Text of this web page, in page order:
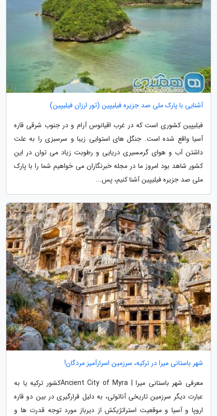
آشنایی با پارک ملی صد جزیره فیلیپین (تور ارزان فیلیپین)
فیلیپین کشوری است که در غرب اقیانوس آرام و در جنوب شرقی قاره
آسیا واقع شده است. جنگل های استوایی زیبا و سرسبزی را به علت
داشتن آب و هوای گرمسیری دریایی و رطوبت زیاد می توان در این
کشور شاهد بود امروز ما در مجله خبرنگاران می خواهیم شما را با پارک
ملی صد جزیره فیلیپین آشنا کنیم، پس...
شهر باستانی میرا در ترکیه، سرزمین اسرارآمیز مردگان!
معرفی شهر باستانی میرا | Ancient City of Myraکشور ترکیه یا به
عبارت دیگر سرزمین تاریخی آناتولی، به دلیل قرارگیری در بین دو قاره
اروپا و آسیا و موقعیت استراتژیکش از دیرباز مورد توجه قدرت ها و